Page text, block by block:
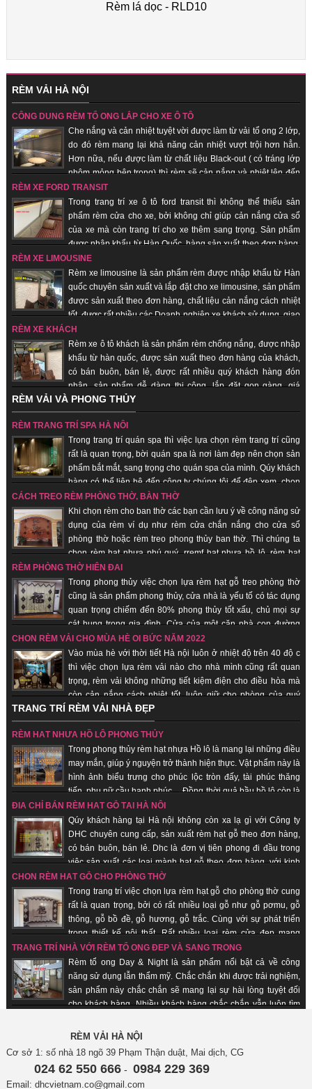
Rèm lá dọc - RLD10
RÈM VẢI HÀ NỘI
CÔNG DỤNG RÈM TỔ ONG LẮP CHO XE Ô TÔ
Che nắng và cản nhiệt tuyệt vời được làm từ vải tổ ong 2 lớp,
do đó rèm mang lại khả năng cản nhiệt vượt trội hơn hẳn.
Hơn nữa, nếu được làm từ chất liệu Black-out ( có tráng lớp
nhôm mỏng bên trong) thì rèm sẽ cản nắng và nhiệt lên đến
100%. Hàng sản xuất theo đơn hàng, giao hàng nhanh, uy tín, chất lượng.
RÈM XE FORD TRANSIT
Trong trang trí xe ô tô ford transit thì không thể thiếu sản
phẩm rèm cửa cho xe, bởi không chỉ giúp cản nắng cửa sổ
của xe mà còn trang trí cho xe thêm sang trọng. Sản phẩm
được nhập khẩu từ Hàn Quốc, hàng sản xuất theo đơn hàng,
giao hàng nhanh, uy tín, chất lượng, giá thành rẻ.
RÈM XE LIMOUSINE
Rèm xe limousine là sản phẩm rèm được nhập khẩu từ Hàn
quốc chuyên sản xuất và lắp đặt cho xe limousine, sản phẩm
được sản xuất theo đơn hàng, chất liệu cản nắng cách nhiệt
tốt, được rất nhiều các Doanh nghiệp xe khách sử dụng, giao
hàng nhanh, uy tín, chất lượng.
RÈM XE KHÁCH
Rèm xe ô tô khách là sản phẩm rèm chống nắng, được nhập
khẩu từ hàn quốc, được sản xuất theo đơn hàng của khách,
có bán buôn, bán lẻ, được rất nhiều quý khách hàng đón
nhận, sản phẩm dễ dàng thi công, lắp đặt gọn gàng, giá
thành rẻ, giao hàng nhanh, uy tín, chất lượng.
RÈM VẢI VÀ PHONG THỦY
RÈM TRANG TRÍ SPA HÀ NỘI
Trong trang trí quán spa thì việc lựa chọn rèm trang trí cũng
rất là quan trọng, bời quán spa là nơi làm đẹp nên chọn sản
phẩm bắt mắt, sang trọng cho quán spa của mình. Qúy khách
hàng có thể liên hệ đến công ty chúng tôi để đệp xem, chọn
sản phẩm đẹp cho quán của mình, với đội ngũ nhân viên lâu năm trong
trang trí quán spa giúp quý khách hàng tiết kiệm chi phí, được sử dụng sản
phẩm đẹp, rẻ.
CÁCH TREO RÈM PHÒNG THỜ, BÀN THỜ
Khi chọn rèm cho ban thờ các bạn cần lưu ý về công năng sử
dụng của rèm ví dụ như rèm cửa chắn nắng cho cửa sổ
phòng thờ hoặc rèm treo phong thủy ban thờ. Thì chúng ta
chọn rèm hạt nhựa phú quý, rremf hạt nhựa hồ lô, rèm hạt
gỗ... những sản phẩm mang lại sự tôn nghiêm, sang trọng, may mắn, tài lộc
đến với quý khách hàng.
RÈM PHÒNG THỜ HIỆN ĐẠI
Trong phong thủy việc chọn lựa rèm hạt gỗ treo phòng thờ
cũng là sản phẩm phong thủy, cửa nhà là yếu tố có tác dụng
quan trọng chiếm đến 80% phong thủy tốt xấu, chủ mọi sự
cát hung trong gia đình. Cửa của một căn nhà con đường
thông dẫn khí từ bên ngoài vào bên trong nhà. Chính vì vậy các loại vật
dụng đi kèm, trang trí cho cửa nhà nói chung và rèm hạt gỗ phong thủy là
những vật phẩm quan trọng giúp gia chủ hút vượng khí, tài vận, đem lại may
mắn, bình an.
CHỌN RÈM VẢI CHO MÙA HÈ OI BỨC NĂM 2022
Vào mùa hè với thời tiết Hà nội luôn ở nhiệt độ trên 40 độ c
thì việc chọn lựa rèm vải nào cho nhà mình cũng rất quan
trọng, rèm vải không những tiết kiệm điện cho điều hòa mà
còn cản nắng cách nhiệt tốt, luôn giữ cho phòng của quý
khách hàng luôn mát. Khi ai đó nhìn vào chiếc rèm của của một căn hộ,
người ta sẽ đánh giá được “gu” thẩm mỹ chủ nhân, nói cách khác, rèm vải
sẽ thể hiện cá tính, con người của bạn. Không những thế, những chiếc rèm
vải phù hợp sẽ giúp cho sinh hoạt gia đình thuận tiện, giảm đi được cái
nắng gắt của mùa hè.
TRANG TRÍ RÈM VẢI NHÀ ĐẸP
RÈM HẠT NHỰA HỒ LÔ PHONG THỦY
Trong phong thủy rèm hạt nhựa Hồ lô là mang lại những điều
may mắn, giúp ý nguyện trở thành hiện thực. Vật phẩm này là
hình ảnh biểu trưng cho phúc lộc tròn đấy, tài phúc thăng
tiến, phụ nữ cầu hạnh phúc… Đồng thời quả bầu hồ lô còn là
biểu trưng cho sự hài hòa âm dương. Nhận sản xuất theo đơn hàng, giao
hàng nhanh, uy tín.
ĐỊA CHỈ BÁN RÈM HẠT GỖ TẠI HÀ NỘI
Qúy khách hàng tại Hà nội không còn xa lạ gì với Công ty
DHC chuyên cung cấp, sản xuất rèm hạt gỗ theo đơn hàng,
có bán buôn, bán lẻ. Dhc là đơn vị tiên phong đi đầu trong
việc sản xuất các loại mành hạt gỗ theo đơn hàng, với kinh
nghiệm trên 18 năm trên thị trường, được rất nhiều khách hàng chọn lựa là
đơn vị uy tín tại thị trường Hà nội, các tỉnh thành trong cả nước. Không chỉ
mang ý nghĩa truyền thống được gìn giữ từ xưa. Hơn thế nữa, nó có những
ưu điểm nổi trội mà không loại rèm cửa nào khác có được.
CHỌN RÈM HẠT GỖ CHO PHÒNG THỜ
Trong trang trí việc chọn lựa rèm hạt gỗ cho phòng thờ cung
rất là quan trọng, bởi có rất nhiều loại gỗ như gỗ pơmu, gỗ
thông, gỗ bồ đề, gỗ hương, gỗ trắc. Cùng với sự phát triển
trong thiết kế nội thất. Rất nhiều loại rèm cửa đẹp mang
phong cách hiện đại và sang trọng ra đời. Dù vậy, rèm cửa bằng gỗ hạt vẫn
luôn giữ vị trí trong lòng người tiêu dùng. Nó không chỉ mang ý nghĩa truyền
thống được gìn giữ từ xưa. Hơn thế nữa, nó có những ưu điểm nổi trội,
không loại rèm cửa nào khác có được. Nhận sản xuất theo đơn hàng, giao
hàng nhanh, uy tín.
TRANG TRÍ NHÀ VỚI RÈM TỔ ONG ĐẸP VÀ SANG TRỌNG
Rèm tổ ong Day & Night là sản phẩm nổi bật cả về công
năng sử dụng lẫn thẩm mỹ. Chắc chắn khi được trải nghiệm,
sản phẩm này chắc chắn sẽ mang lại sự hài lòng tuyệt đối
cho khách hàng. Nhiều khách hàng chắc chắn vẫn luôn tìm
mất thời gian nữa, hãy tham khảo ngay sản phẩm rèm tổ ong Day & Night
của DHC. Cùng chúng tôi tìm hiểu thêm về sản phẩm này trong bài viết dưới
RÈM VẢI HÀ NỘI
Cơ sở 1: số nhà 18 ngõ 39 Phạm Thận duật, Mai dịch, CG
024 62 550 666 - 0984 229 369
Email: dhcvietnam.co@gmail.com